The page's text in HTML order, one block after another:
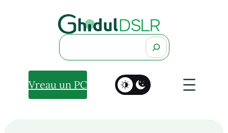
Search
Vreau un PC